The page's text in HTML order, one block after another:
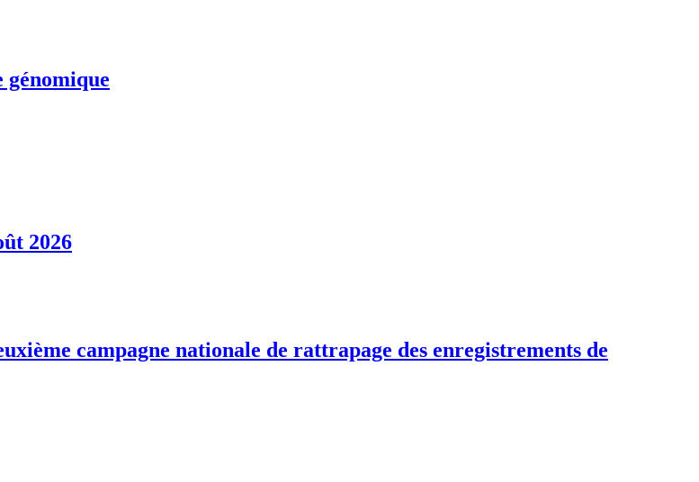
génomique
2026
campagne nationale de rattrapage des enregistrements de